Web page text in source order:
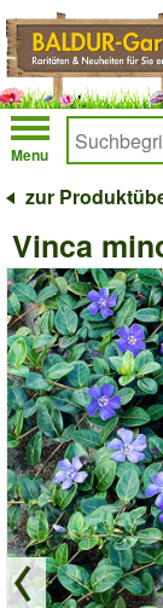
Menu
zur
Vinca